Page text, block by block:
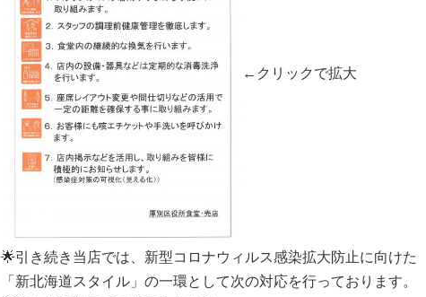
←クリックで拡大
🌟引き続き当店では、新型コロナウィルス感染拡大防止に向けた
「新北海道スタイル」の一環として次の対応を行っております。